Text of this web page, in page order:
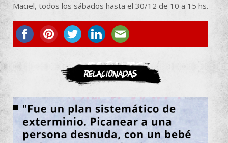
Maciel, todos los sábados hasta el 30/12 de 10 a 15 hs.
ASOCIATE
Relacionadas